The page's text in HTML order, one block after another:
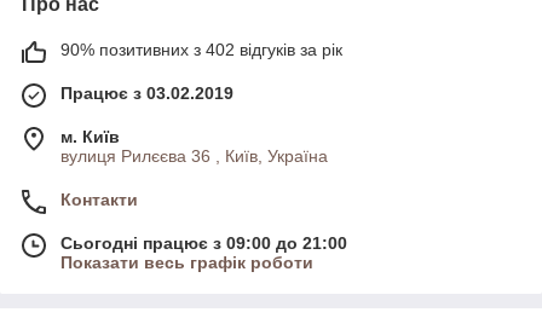
Про нас
90% позитивних з 402 відгуків за рік
Працює з 03.02.2019
м. Київ
вулиця Рилєєва 36 , Київ, Україна
Контакти
Сьогодні працює з 09:00 до 21:00
Показати весь графік роботи